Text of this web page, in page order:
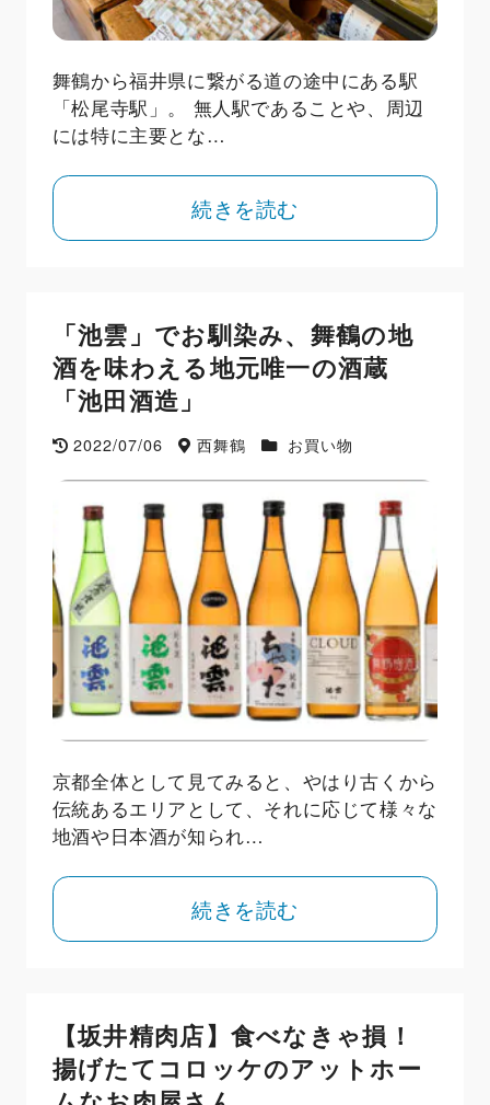
舞鶴から福井県に繋がる道の途中にある駅
「松尾寺駅」。 無人駅であることや、周辺
には特に主要とな…
続きを読む
「池雲」でお馴染み、舞鶴の地
酒を味わえる地元唯一の酒蔵
「池田酒造」
2022/07/06 西舞鶴 お買い物
京都全体として見てみると、やはり古くから
伝統あるエリアとして、それに応じて様々な
地酒や日本酒が知られ…
続きを読む
【坂井精肉店】食べなきゃ損！
揚げたてコロッケのアットホー